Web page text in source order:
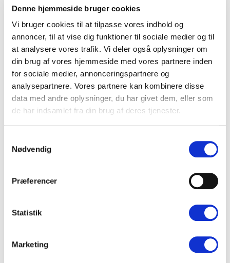
Denne hjemmeside bruger cookies
Vi bruger cookies til at tilpasse vores indhold og
annoncer, til at vise dig funktioner til sociale medier og til
at analysere vores trafik. Vi deler også oplysninger om
din brug af vores hjemmeside med vores partnere inden
for sociale medier, annonceringspartnere og
analysepartnere. Vores partnere kan kombinere disse
data med andre oplysninger, du har givet dem, eller som
de har indsamlet fra din brug af deres tjenester.
Nødvendig
Præferencer
Statistik
Marketing
1 spsk soya
Saften fra 1 limefrugt
Topping
1 håndfuld frisk mynte
1 håndfuld friske koriander
3 spsk sesamfrø (kan undlades)
Sådan gør du
Tofu har med god grund haft en central plads i
og kan tilberedes på adskillige måder. Her
inspirerer vi til brug af tofu i en lækker nudelsalat
peanutbuttersauce.
Skær broccolihovedet i små buketter og stokken i
tynde strimler. Kog det med edamamebønner i to
mangoen og skær den i tern. Snit gulerødder,
agurk og chili i fintsnittede strimler. Skær tofuen i